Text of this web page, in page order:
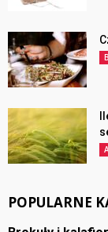
POPULARNE